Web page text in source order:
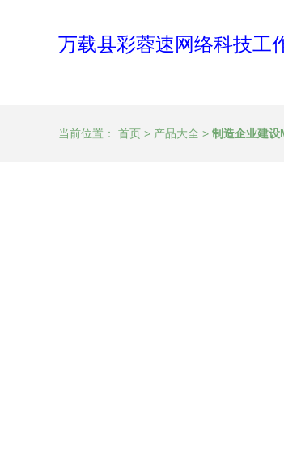
万载县彩蓉速网络科技工
当前位置： 首页 > 产品大全 > 制造企业建设